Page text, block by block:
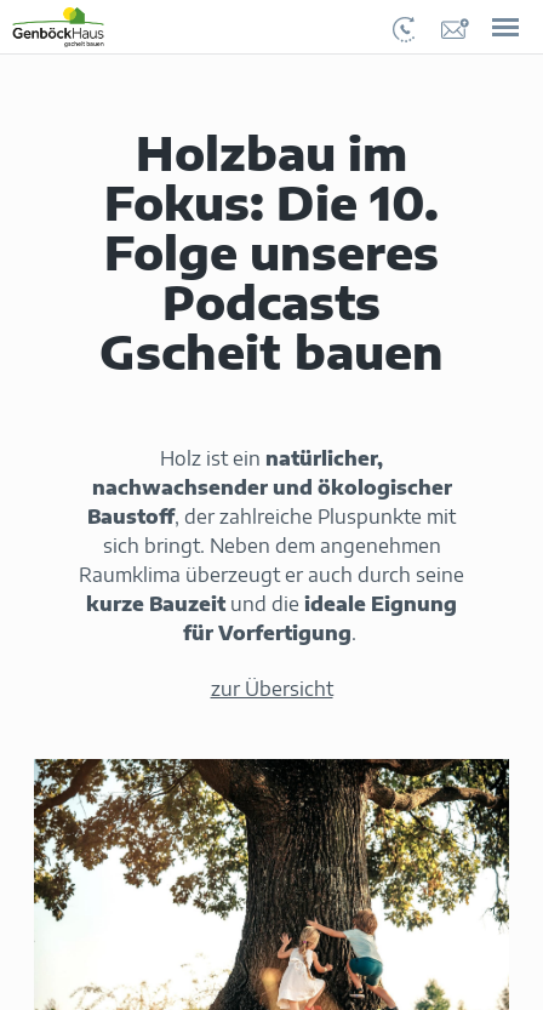
Holzbau im
Fokus: Die 10.
Folge unseres
Podcasts
Gscheit bauen
Holz ist ein natürlicher,
nachwachsender und ökologischer
Baustoff, der zahlreiche Pluspunkte mit
sich bringt. Neben dem angenehmen
Raumklima überzeugt er auch durch seine
kurze Bauzeit und die ideale Eignung
für Vorfertigung.
zur Übersicht